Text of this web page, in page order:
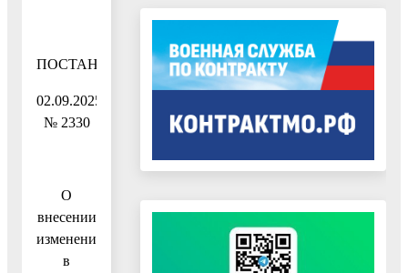
ПОСТАНОВЛЕНИЕ
02.09.2025
№ 2330
О
внесении
изменений
в